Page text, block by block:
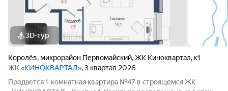
3D-тур
Королёв, микрорайон Первомайский,ЖК Киноквартал, к1
ЖК «КИНОКВАРТАЛ», 3 квартал 2026
Продается 1-комнатная квартира №47 в строящемся ЖК